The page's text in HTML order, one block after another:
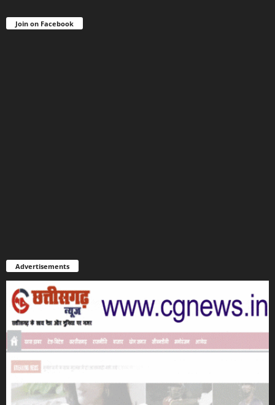
Join on Facebook
Advertisements